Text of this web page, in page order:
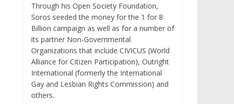
Through his Open Society Foundation,
Soros seeded the money for the 1 for 8
Billion campaign as well as for a number of
its partner Non-Governmental
Organizations that include CIVICUS (World
Alliance for Citizen Participation), Outright
International (formerly the International
Gay and Lesbian Rights Commission) and
others.